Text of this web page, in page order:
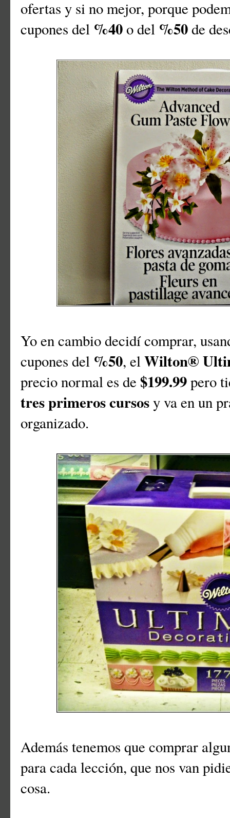
ofertas y si no mejor, porque
cupones del %40o del %50de
Yo en cambio decidí comprar,
cupones del %50, elWilton®
precio normal es de $199.99pero
tres primeros cursosy va en un
organizado.
Además tenemos que comprar
para cada lección, que nos van
cosa.